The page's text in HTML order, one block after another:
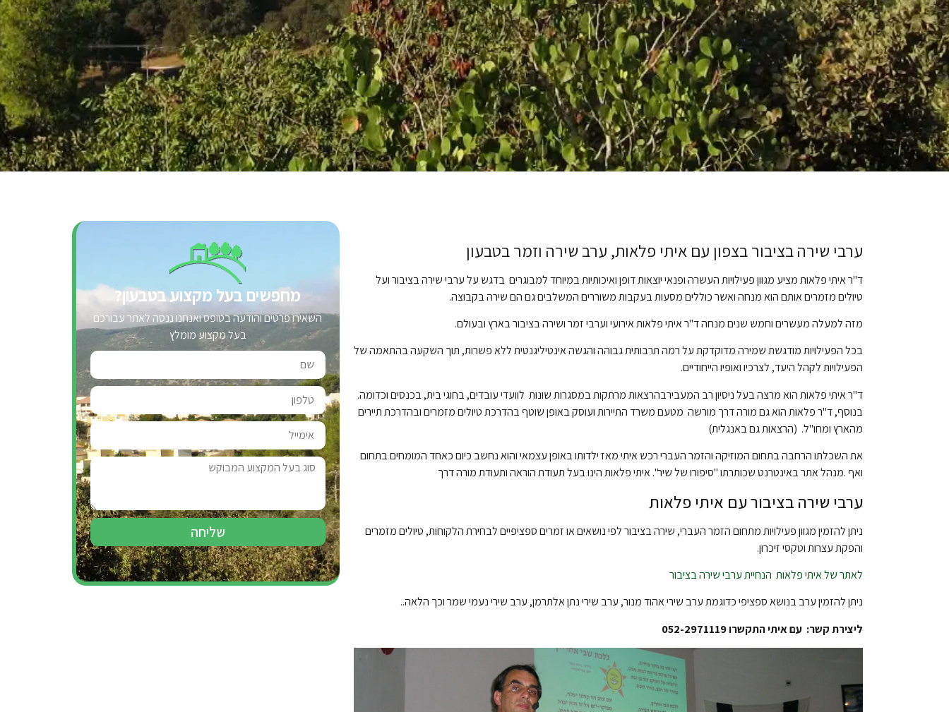
ערבי שירה בציבור בצפון עם איתי פלאות, ערב שירה וזמר בטבעון
ד"ר איתי פלאותמציע מגוון פעילויות העשרה ופנאי יוצאות דופן ואיכותיות במיוחד למבוגרים בדגש על ערבי שירה בציבור ועל
טיולים מזמרים אותם הוא מנחה ואשר כוללים מסעות בעקבות משוררים המשלבים גם הם שירה בקבוצה.
מזה למעלה מעשרים וחמש שנים מנחה ד"ר איתי פלאות אירועי וערבי זמר ושירה בציבור בארץ ובעולם.
בכל הפעילויות מודגשת שמירה מדוקדקת על רמה תרבותית גבוהה והגשה אינטיליגנטית ללא פשרות, תוך השקעה בהתאמה של
הפעילויות לקהל היעד, לצרכיו ואופיו הייחודיים.
ד"ר איתי פלאות הוא מרצה בעל ניסיון רב המעבירבהרצאות מרתקות במסגרות שונות לוועדי עובדים, בחוגי בית, בכנסים וכדומה.
בנוסף, ד"ר פלאות הוא גם מורה דרך מורשה מטעם משרד התיירות ועוסק באופן שוטף בהדרכת טיולים מזמרים ובהדרכת תיירים
מהארץ ומחו"ל. (הרצאות גם באנגלית)
את השכלתו הרחבה בתחום המוזיקה והזמר העברי רכש איתי מאז ילדותו באופן עצמאי והוא נחשב כיום כאחד המומחים בתחום
ואף .מנהל אתר באינטרנט שכותרתו "סיפורו של שיר". איתי פלאות הינו בעל תעודת הוראה ותעודת מורה דרך
ערבי שירה בציבור עם איתי פלאות
ניתן להזמין מגוון פעילויות מתחום הזמר העברי, שירה בציבורלפי נושאים או זמרים ספציפיים לבחירת הלקוחות, טיולים מזמרים
והפקת עצרות וטקסי זיכרון.
לאתר של איתי פלאות הנחיית ערבי שירה בציבור
ניתן להזמין ערב בנושא ספציפי כדוגמת ערב שירי אהוד מנור, ערב שירי נתן אלתרמן, ערב שירי נעמי שמר וכך הלאה..
ליצירת קשר: עם איתי התקשרו 052-2971119
מחפשים בעל מקצוע בטבעון?
השאירו פרטים והודעה בטופס ואנחנו ננסה לאתר עבורכם
בעל מקצוע מומלץ
שליחה